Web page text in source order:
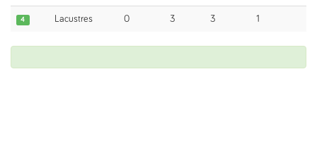
4 Lacustres 0 3 3 1